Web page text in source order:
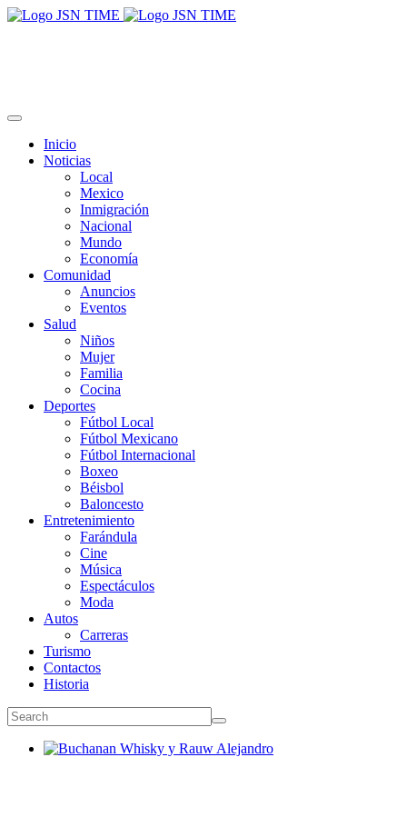
Inicio
Noticias
Local
Mexico
Inmigración
Nacional
Mundo
Economía
Comunidad
Anuncios
Eventos
Salud
Niños
Mujer
Familia
Cocina
Deportes
Fútbol Local
Fútbol Mexicano
Fútbol Internacional
Boxeo
Béisbol
Baloncesto
Entretenimiento
Farándula
Cine
Música
Espectáculos
Moda
Autos
Carreras
Turismo
Contactos
Historia